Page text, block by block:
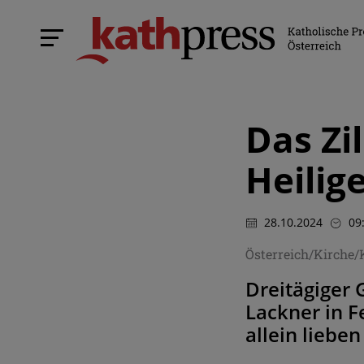
Das
28.10.2024
Österreich/
Dreitägiger
Lackner in
allein